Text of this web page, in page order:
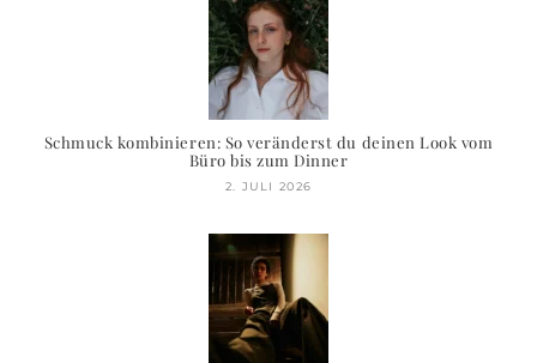
Schmuck kombinieren: So veränderst du deinen Look vom
Büro bis zum Dinner
2. JULI 2026